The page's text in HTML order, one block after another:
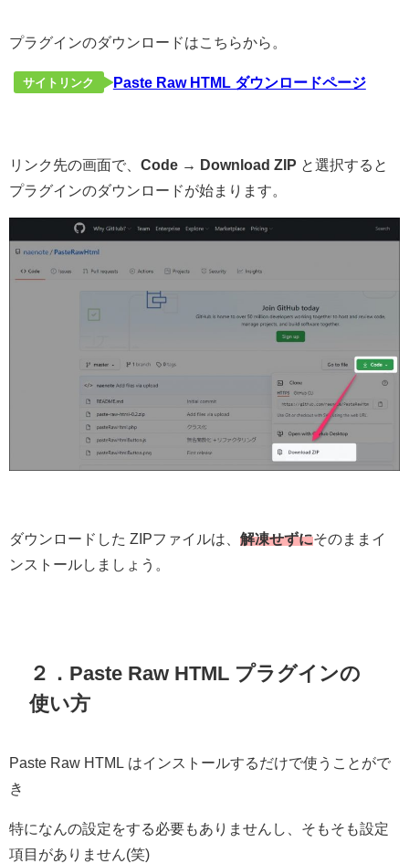
プラグインのダウンロードはこちらから。
サイトリンク Paste Raw HTML ダウンロードページ
リンク先の画面で、 Code → Download ZIP と選択すると
プラグインのダウンロードが始まります。
ダウンロードした ZIPファイルは、 解凍せずにそのままイ
ンストールしましょう。
２．Paste Raw HTML プラグインの
使い方
Paste Raw HTML はインストールするだけで使うことがで
き
特になんの設定をする必要もありませんし、そもそも設定
項目がありません(笑)